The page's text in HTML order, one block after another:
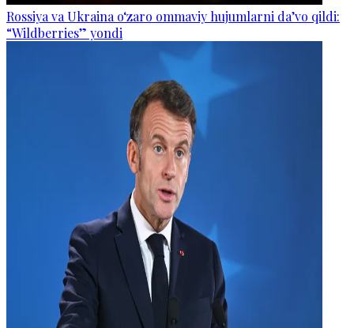
Rossiya va Ukraina o‘zaro ommaviy hujumlarni da’vo qildi:
“Wildberries” yondi